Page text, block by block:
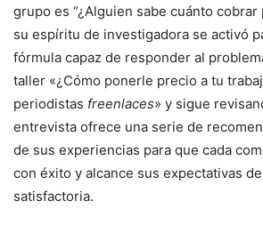
grupo es “¿Alguien sabe cuánto cobrar
su espíritu de investigadora se activó
fórmula capaz de responder al
taller «¿Cómo ponerle precio a tu
periodistas freenlaces» y sigue
entrevista ofrece una serie de
de sus experiencias para que cada
con éxito y alcance sus expectativas
satisfactoria.